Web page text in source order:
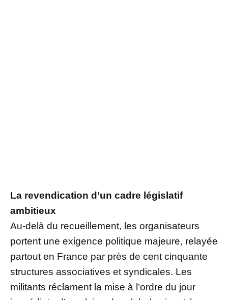
La revendication d’un cadre législatif
ambitieux
Au-delà du recueillement, les organisateurs
portent une exigence politique majeure, relayée
partout en France par près de cent cinquante
structures associatives et syndicales. Les
militants réclament la mise à l’ordre du jour